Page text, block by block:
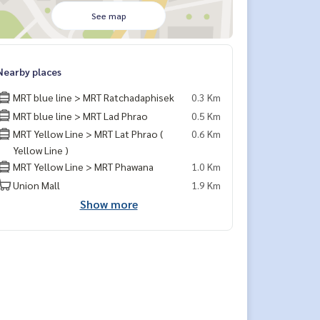
See map
places
MRT blue line > MRT Ratchadaphisek
0.3 Km
MRT blue line > MRT Lad Phrao
0.5 Km
MRT Yellow Line > MRT Lat Phrao (
Yellow Line )
0.6 Km
MRT Yellow Line > MRT Phawana
1.0 Km
Union Mall
1.9 Km
Show more